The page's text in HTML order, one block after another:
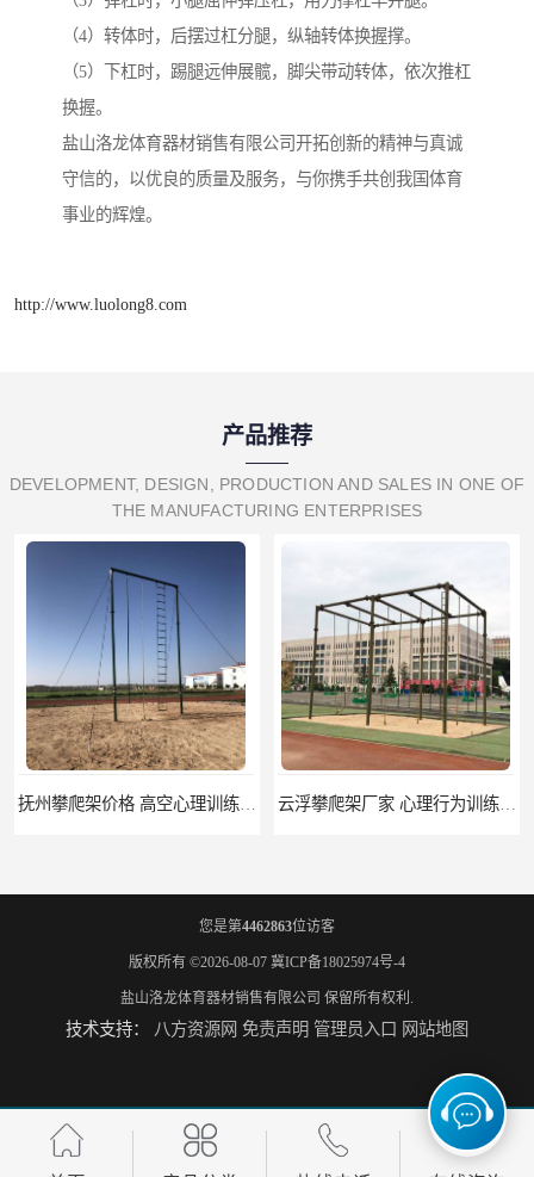
（4）转体时，后摆过杠分腿，纵轴转体换握撑。
（5）下杠时，踢腿远伸展髋，脚尖带动转体，依次推杠
换握。
盐山洛龙体育器材销售有限公司开拓创新的精神与真诚
守信的，以优良的质量及服务，与你携手共创我国体育
事业的辉煌。
http://www.luolong8.com
产品推荐
DEVELOPMENT, DESIGN, PRODUCTION AND SALES IN ONE OF
THE MANUFACTURING ENTERPRISES
濮阳攀爬架价格 训练攀爬架 批发价格
宁德攀爬架参数 爬绳架 量大优惠 荆州攀爬架生产厂家 三合一攀登架 定做加工
您是第4462863位访客
版权所有 ©2026-08-07 冀ICP备18025974号-4
盐山洛龙体育器材销售有限公司 保留所有权利.
技术支持： 八方资源网 免责声明 管理员入口 网站地图